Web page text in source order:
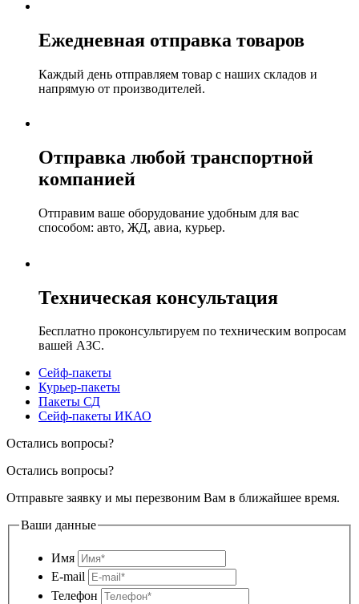
Ежедневная отправка товаров
Каждый день отправляем товар с наших складов и
напрямую от производителей.
Отправка любой транспортной
компанией
Отправим ваше оборудование удобным для вас
способом: авто, ЖД, авиа, курьер.
Техническая консультация
Бесплатно проконсультируем по техническим вопросам
вашей АЗС.
Сейф-пакеты
Курьер-пакеты
Пакеты СД
Сейф-пакеты ИКАО
Остались вопросы?
Остались вопросы?
Отправьте заявку и мы перезвоним Вам в ближайшее время.
Ваши данные
Имя
E-mail
Телефон